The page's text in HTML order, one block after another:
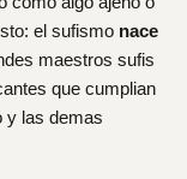
el sufismo nace
maestros sufis
que cumplian
y las demas